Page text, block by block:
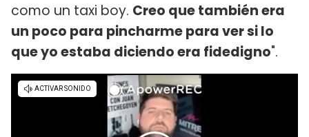
como un taxi boy. Creo que también era
un poco para pincharme para ver si lo
que yo estaba diciendo era fidedigno".